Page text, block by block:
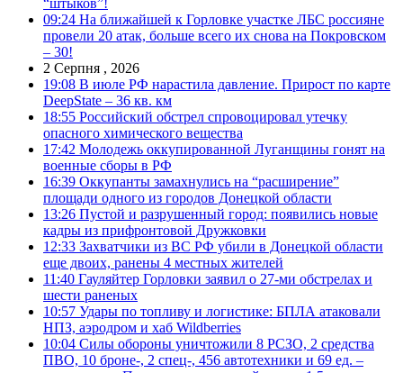
09:24 На ближайшей к Горловке участке ЛБС россияне
провели 20 атак, больше всего их снова на Покровском
– 30!
2 Серпня , 2026
19:08 В июле РФ нарастила давление. Прирост по карте
DeepState – 36 кв. км
18:55 Российский обстрел спровоцировал утечку
опасного химического вещества
17:42 Молодежь оккупированной Луганщины гонят на
военные сборы в РФ
16:39 Оккупанты замахнулись на “расширение”
площади одного из городов Донецкой области
13:26 Пустой и разрушенный город: появились новые
кадры из прифронтовой Дружковки
12:33 Захватчики из ВС РФ убили в Донецкой области
еще двоих, ранены 4 местных жителей
11:40 Гауляйтер Горловки заявил о 27-ми обстрелах и
шести раненых
10:57 Удары по топливу и логистике: БПЛА атаковали
НПЗ, аэродром и хаб Wildberries
10:04 Силы обороны уничтожили 8 РСЗО, 2 средства
ПВО, 10 броне-, 2 спец-, 456 автотехники и 69 ед. –